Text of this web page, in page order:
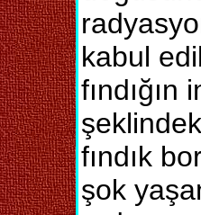
kabul
fındığın
fındık
şok